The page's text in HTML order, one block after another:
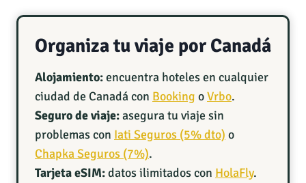
Organiza tu viaje por Canadá
Alojamiento:encuentra hoteles en cualquier
ciudad de Canadá con Booking oVrbo.
Seguro de viaje:asegura tu viaje sin
problemas con Iati Seguros (5% dto) o
Chapka Seguros (7%).
Tarjeta eSIM:datos ilimitados con HolaFly.